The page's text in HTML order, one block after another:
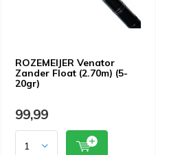
ROZEMEIJER Venator
Zander Float (2.70m) (5-
20gr)
99,99